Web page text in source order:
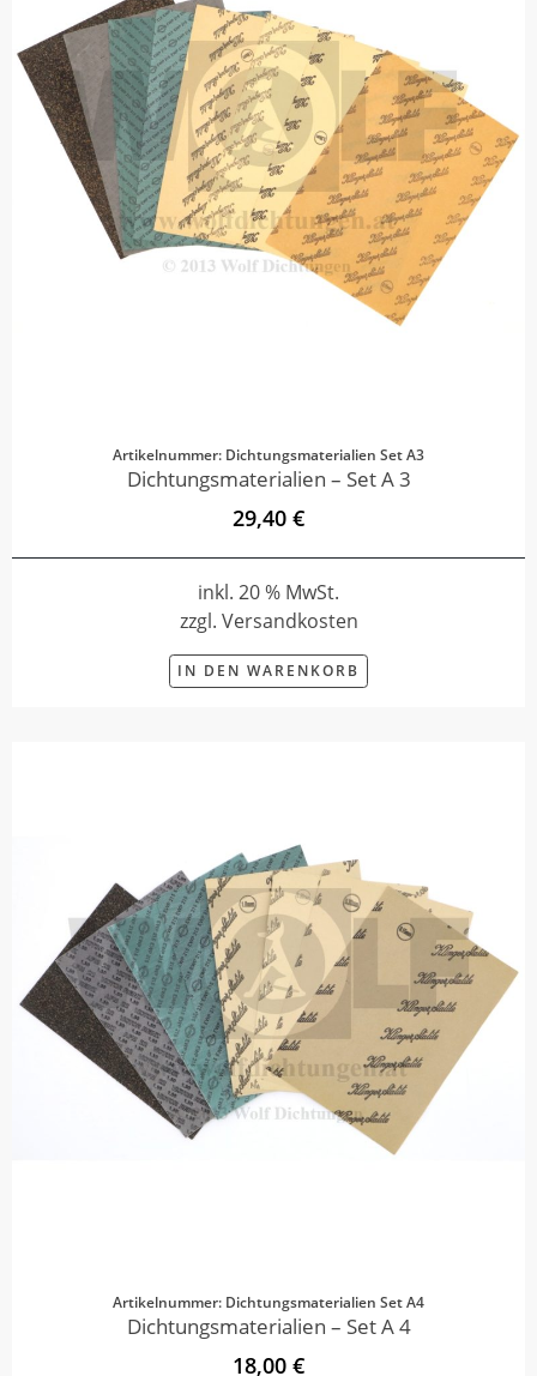
Artikelnummer: Dichtungsmaterialien Set A3
Dichtungsmaterialien – Set A 3
29,40 €
inkl. 20 % MwSt.
zzgl. Versandkosten
IN DEN WARENKORB
Artikelnummer: Dichtungsmaterialien Set A4
Dichtungsmaterialien – Set A 4
18,00 €